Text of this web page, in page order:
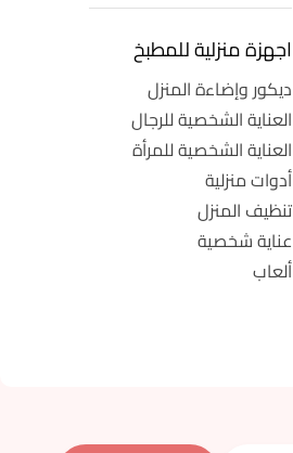
اجهزة منزلية للمطبخ
ديكور وإضاءة المنزل
العناية الشخصية للرجال
العناية الشخصية للمرأة
أدوات منزلية
تنظيف المنزل
عناية شخصية
ألعاب